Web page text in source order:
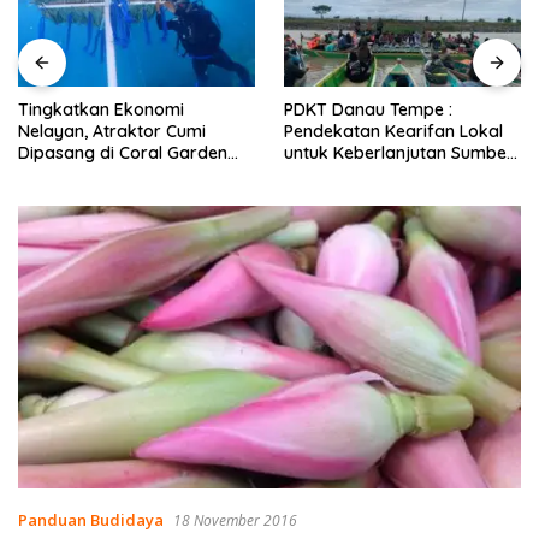
PDKT Danau Tempe :
Pendekatan Kearifan Lokal
untuk Keberlanjutan Sumber
Cara Mengatasi Penyakit
PMK pada Sapi Perah Secara
Alami dan Medis
Panduan Budidaya 18 November 2016